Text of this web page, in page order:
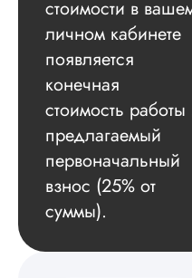
стоимости в
личном кабинете
появляется
конечная
стоимость работы
предлагаемый
первоначальный
взнос (25% от
суммы).